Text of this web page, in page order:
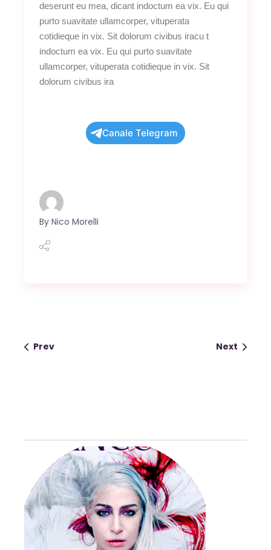
deserunt eu mea, dicant indoctum ea vix. Eu qui
purto suavitate ullamcorper, vituperata
cotidieque in vix. Sit dolorum civibus iracu t
indoctum ea vix. Eu qui purto suavitate
ullamcorper, vituperata cotidieque in vix. Sit
dolorum civibus ira
Canale Telegram
By Nico Morelli
Prev Next